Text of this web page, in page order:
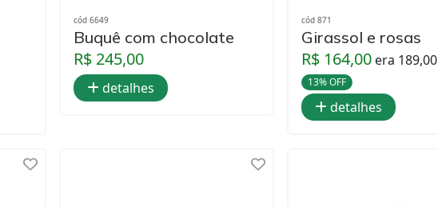
cód 6649
Buquê com chocolate
R$ 245,00
detalhes
cód 871
Girassol e rosas
R$ 164,00 era 189,00
13% OFF
detalhes